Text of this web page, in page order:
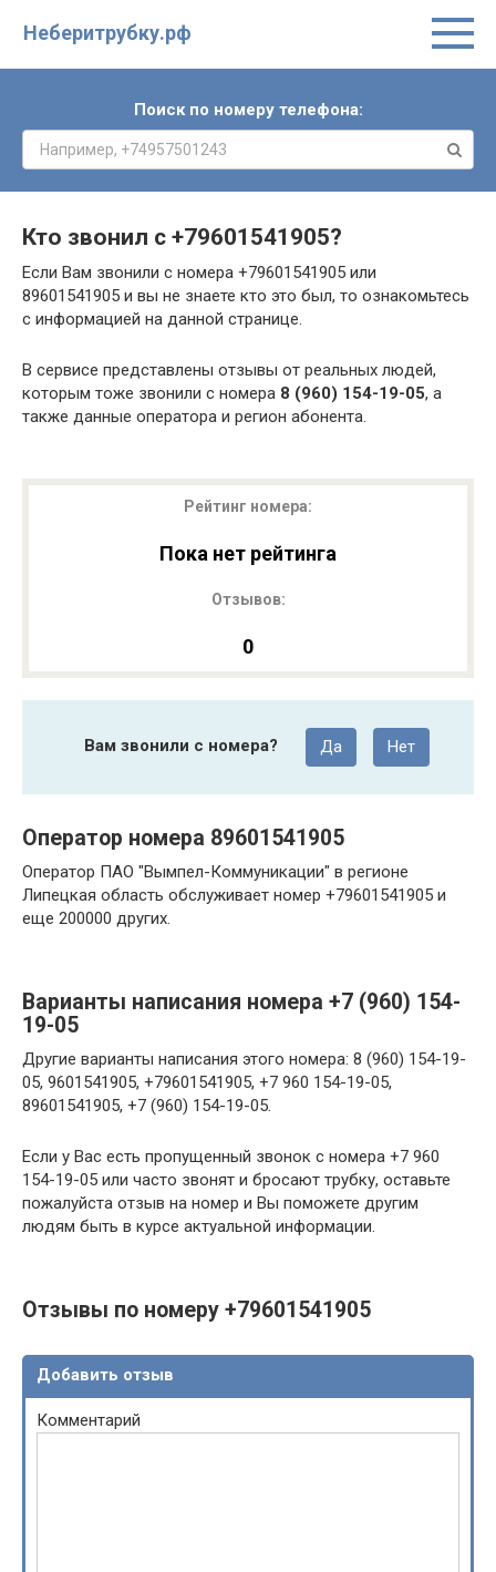
Неберитрубку.рф
Поиск по номеру телефона:
Кто звонил с +79601541905?
Если Вам звонили с номера +79601541905 или
89601541905 и вы не знаете кто это был, то ознакомьтесь
с информацией на данной странице.
В сервисе представлены отзывы от реальных людей,
которым тоже звонили с номера 8 (960) 154-19-05, а
также данные оператора и регион абонента.
Рейтинг номера:
Пока нет рейтинга
Отзывов:
0
Вам звонили с номера? Да Нет
Оператор номера 89601541905
Оператор ПАО "Вымпел-Коммуникации" в регионе
Липецкая область обслуживает номер +79601541905 и
еще 200000 других.
Варианты написания номера +7 (960) 154-
19-05
Другие варианты написания этого номера: 8 (960) 154-19-
05, 9601541905, +79601541905, +7 960 154-19-05,
89601541905, +7 (960) 154-19-05.
Если у Вас есть пропущенный звонок с номера +7 960
154-19-05 или часто звонят и бросают трубку, оставьте
пожалуйста отзыв на номер и Вы поможете другим
людям быть в курсе актуальной информации.
Отзывы по номеру +79601541905
Добавить отзыв
Комментарий